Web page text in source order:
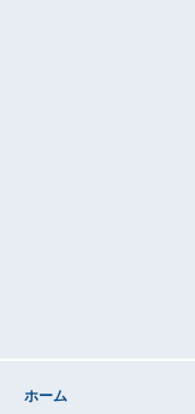
ホーム